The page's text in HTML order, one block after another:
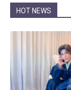
HOT NEWS